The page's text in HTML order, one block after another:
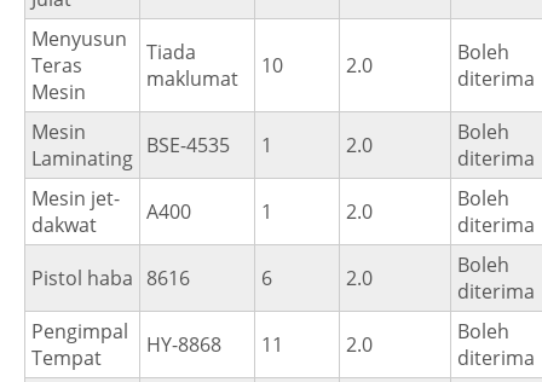
Menyusun
Teras
Mesin
Tiada
maklumat
10 2.0
Boleh
diterima
Mesin
Laminating BSE-4535 1 2.0
Boleh
diterima
Mesin jet-
dakwat
A400 1 2.0
Boleh
diterima
Pistol haba 8616 6 2.0
Boleh
diterima
Pengimpal
Tempat
HY-8868 11 2.0
Boleh
diterima